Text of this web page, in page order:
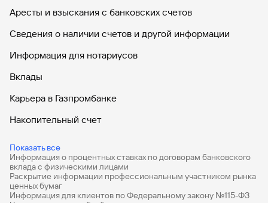
Аресты и взыскания с банковских счетов
Сведения о наличии счетов и другой информации
Информация для нотариусов
Вклады
Карьера в Газпромбанке
Накопительный счет
Показать все
Дебетовые карты с бесплатным обслуживанием
Все накопительные счета
Информация о процентных ставках по договорам банковского
вклада с физическими лицами
Раскрытие информации профессиональным участником рынка
ценных бумаг
Информация для клиентов по Федеральному закону №115-ФЗ